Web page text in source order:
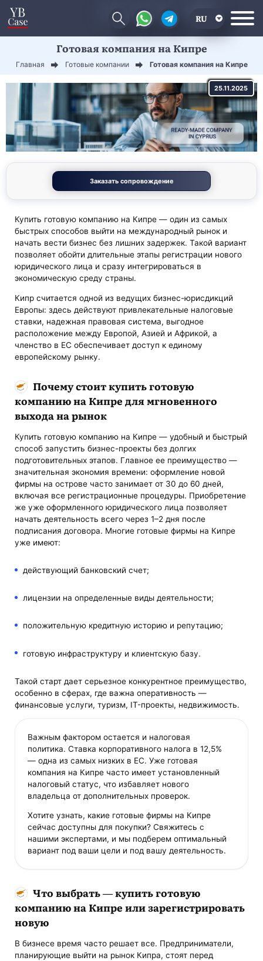
RU
CN
Готовая компания на Кипре
Главная Готовые компании Готовая компания на Кипре
25.11.2025
Заказать сопровождение
Купить готовую компанию на Кипре — один из самых
быстрых способов выйти на международный рынок и
начать вести бизнес без лишних задержек. Такой вариант
позволяет обойти длительные этапы регистрации нового
юридического лица и сразу интегрироваться в
экономическую среду страны.
Кипр считается одной из ведущих бизнес-юрисдикций
Европы: здесь действуют привлекательные налоговые
ставки, надежная правовая система, выгодное
расположение между Европой, Азией и Африкой, а
членство в ЕС обеспечивает доступ к единому
европейскому рынку.
Почему стоит купить готовую
компанию на Кипре для мгновенного
выхода на рынок
Купить готовую компанию на Кипре — удобный и быстрый
способ запустить бизнес-проекты без долгих
подготовительных этапов. Главное ее преимущество —
значительная экономия времени: оформление новой
фирмы на острове часто занимает от 30 до 60 дней,
включая все регистрационные процедуры. Приобретение
же уже оформленного юридического лица позволяет
начать деятельность всего через 1–2 дня после
подписания договора. Многие готовые фирмы на Кипре
уже имеют:
действующий банковский счет;
лицензии на определенные виды деятельности;
положительную кредитную историю и репутацию;
готовую инфраструктуру и клиентскую базу.
Такой старт дает серьезное конкурентное преимущество,
особенно в сферах, где важна оперативность —
финансовые услуги, туризм, IT-проекты, недвижимость.
Важным фактором остается и налоговая
политика. Ставка корпоративного налога в 12,5%
— одна из самых низких в ЕС. Уже готовая
компания на Кипре часто имеет установленный
налоговый статус, что избавляет нового
владельца от дополнительных проверок.
Хотите узнать, какие готовые фирмы на Кипре
сейчас доступны для покупки? Свяжитесь с
нашими экспертами, и мы подберем оптимальный
вариант под ваши цели и под вашу деятельность.
Что выбрать — купить готовую
компанию на Кипре или зарегистрировать
новую
В бизнесе время часто решает все. Предприниматели,
планирующие выйти на рынок Кипра, стоят перед